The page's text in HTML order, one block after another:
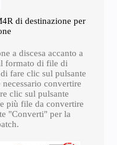
di destinazione per
a discesa accanto a
formato di file di
fare clic sul pulsante
convertire
clic sul pulsante
più file da convertire
"Converti" per la